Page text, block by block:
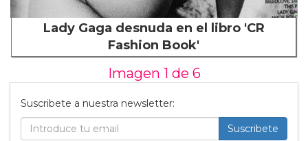
Lady Gaga desnuda en el libro 'CR
Fashion Book'
Imagen 1 de 6
Suscribete a nuestra newsletter:
Suscribete